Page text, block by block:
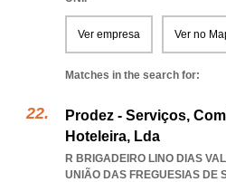
Ver empresa Ver no
Matches in the search for:
Prodez - Serviços,
Hoteleira, Lda
R BRIGADEIRO LINO DIAS
UNIÃO DAS FREGUESIAS DE